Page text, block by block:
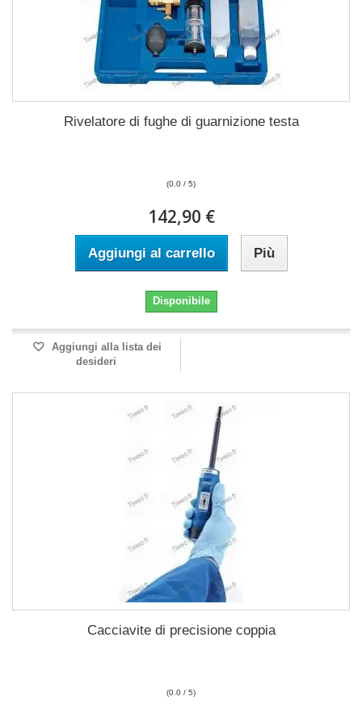
Rivelatore di fughe di guarnizione testa
(0.0 / 5)
142,90 €
Aggiungi al carrello Più
Disponibile
Aggiungi alla lista dei
desideri
Cacciavite di precisione coppia
(0.0 / 5)